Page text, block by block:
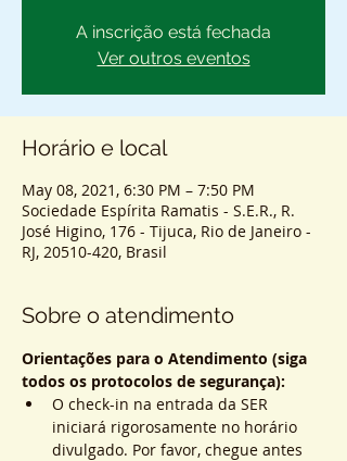
A inscrição está fechada
Ver outros eventos
Horário e local
May 08, 2021, 6:30 PM – 7:50 PM
Sociedade Espírita Ramatis - S.E.R., R.
José Higino, 176 - Tijuca, Rio de Janeiro -
RJ, 20510-420, Brasil
Sobre o atendimento
Orientações para o Atendimento (siga
todos os protocolos de segurança):
O check-in na entrada da SER
iniciará rigorosamente no horário
divulgado. Por favor, chegue antes